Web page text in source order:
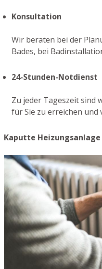
Konsultation
Wir beraten bei der
Bades, bei
24-Stunden-Notdienst
Zu jeder Tageszeit sind
für Sie zu erreichen und
Kaputte Heizungsanlage